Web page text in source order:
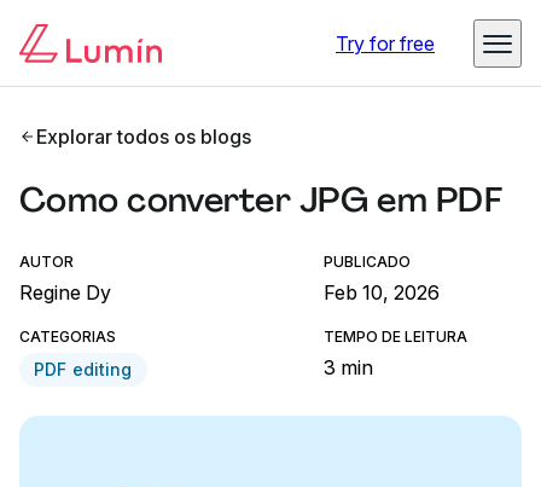
Try for free
Explorar todos os blogs
Como converter JPG em PDF
AUTOR
Regine Dy
PUBLICADO
Feb 10, 2026
CATEGORIAS
PDF editing
TEMPO DE LEITURA
3 min